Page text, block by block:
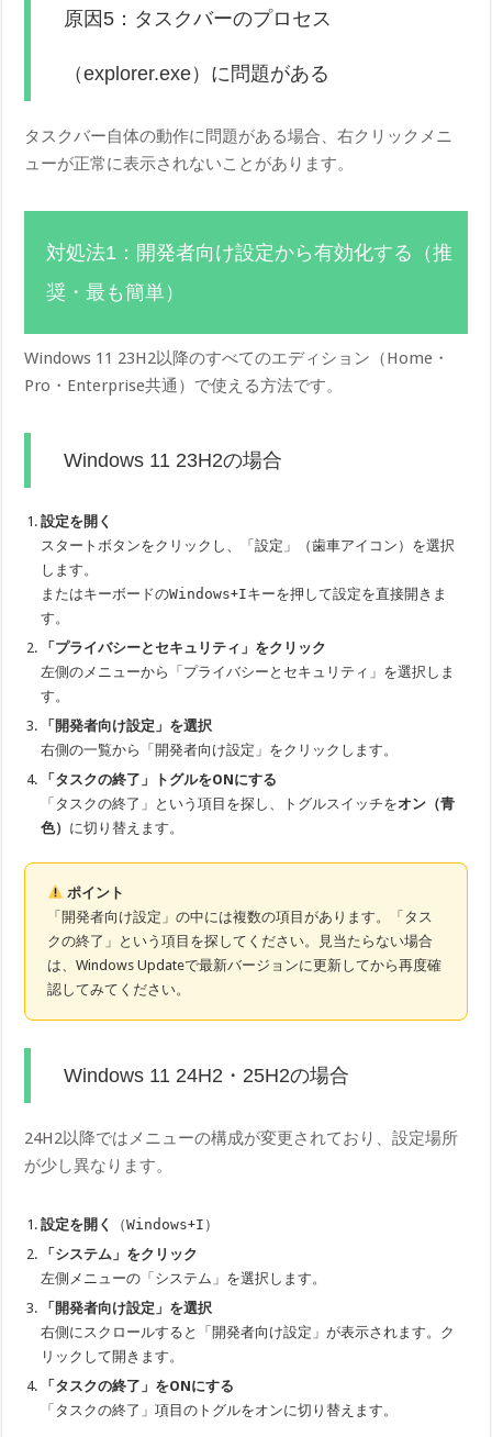
原因5：タスクバーのプロセス
（explorer.exe）に問題がある
タスクバー自体の動作に問題がある場合、右クリックメニ
ューが正常に表示されないことがあります。
対処法1：開発者向け設定から有効化する（推
奨・最も簡単）
Windows 11 23H2以降のすべてのエディション（Home・
Pro・Enterprise共通）で使える方法です。
Windows 11 23H2の場合
設定を開く
スタートボタンをクリックし、「設定」（歯車アイコン）を選択
します。
またはキーボードのWindows+Iキーを押して設定を直接開きま
す。
「プライバシーとセキュリティ」をクリック
左側のメニューから「プライバシーとセキュリティ」を選択しま
す。
「開発者向け設定」を選択
右側の一覧から「開発者向け設定」をクリックします。
「タスクの終了」トグルをONにする
「タスクの終了」という項目を探し、トグルスイッチをオン（青
色） に切り替えます。
ポイント
「開発者向け設定」の中には複数の項目があります。「タス
クの終了」という項目を探してください。見当たらない場合
は、Windows Updateで最新バージョンに更新してから再度確
認してみてください。
Windows 11 24H2・25H2の場合
24H2以降ではメニューの構成が変更されており、設定場所
が少し異なります。
設定を開く （Windows+I ）
「システム」をクリック
左側メニューの「システム」を選択します。
「開発者向け設定」を選択
右側にスクロールすると「開発者向け設定」が表示されます。ク
リックして開きます。
「タスクの終了」をONにする
「タスクの終了」項目のトグルをオンに切り替えます。